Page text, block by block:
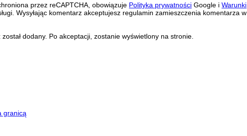
przez reCAPTCHA, obowiązuje Polityka prywatności Google iWarunki
Wysyłając komentarz akceptujesz regulamin zamieszczenia komentarza w
dodany. Po akceptacji, zostanie wyświetlony na stronie.
granicą